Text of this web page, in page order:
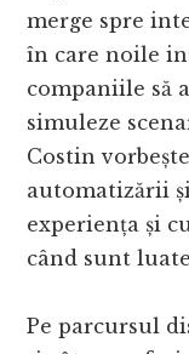
merge spre
în care noile
companiile să
simuleze
Costin
automatizării
experiența și
când sunt
Pe parcursul